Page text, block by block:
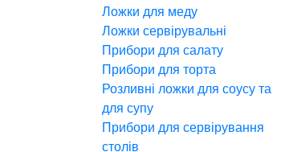
Ложки для меду
Ложки сервірувальні
Прибори для салату
Прибори для торта
Розливні ложки для соусу та
для супу
Прибори для сервірування
столів